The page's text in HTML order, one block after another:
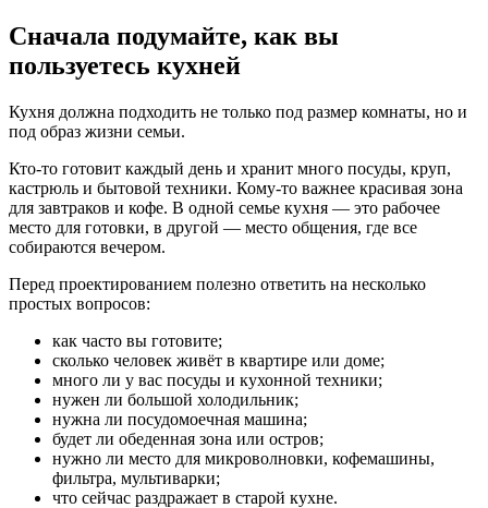
Сначала подумайте, как вы
пользуетесь кухней
Кухня должна подходить не только под размер комнаты, но и
под образ жизни семьи.
Кто-то готовит каждый день и хранит много посуды, круп,
кастрюль и бытовой техники. Кому-то важнее красивая зона
для завтраков и кофе. В одной семье кухня — это рабочее
место для готовки, в другой — место общения, где все
собираются вечером.
Перед проектированием полезно ответить на несколько
простых вопросов:
как часто вы готовите;
сколько человек живёт в квартире или доме;
много ли у вас посуды и кухонной техники;
нужен ли большой холодильник;
нужна ли посудомоечная машина;
будет ли обеденная зона или остров;
нужно ли место для микроволновки, кофемашины,
фильтра, мультиварки;
что сейчас раздражает в старой кухне.